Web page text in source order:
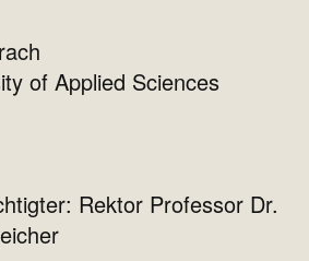
of Applied Sciences
Rektor Professor Dr.